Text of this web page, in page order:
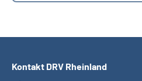
Kontakt DRV Rheinland